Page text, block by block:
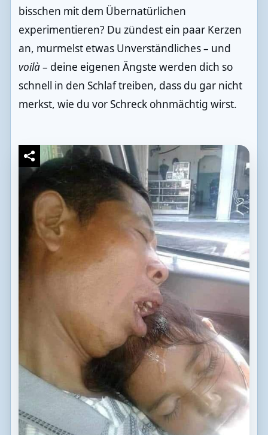
bisschen mit dem Übernatürlichen
experimentieren? Du zündest ein paar Kerzen
an, murmelst etwas Unverständliches – und
voilà– deine eigenen Ängste werden dich so
schnell in den Schlaf treiben, dass du gar nicht
merkst, wie du vor Schreck ohnmächtig wirst.